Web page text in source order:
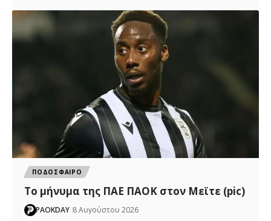
ΠΟΔΟΣΦΑΙΡΟ
Το μήνυμα της ΠΑΕ ΠΑΟΚ στον Μεϊτε (pic)
PAOKDAY 8 Αυγούστου 2026